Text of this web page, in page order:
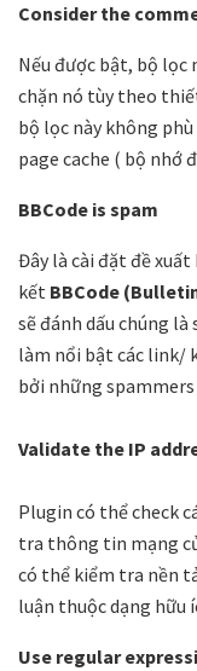
Consider the
Nếu được bật, bộ lọc
chặn nó tùy theo
bộ lọc này không
page cache ( bộ nhớ
BBCode is spam
Đây là cài đặt đề
kết BBCode
sẽ đánh dấu chúng là
làm nổi bật các link/
bởi những spammers
Validate the IP
Plugin có thể check
tra thông tin mạng
có thể kiểm tra nền
luận thuộc dạng hữu
Use regular